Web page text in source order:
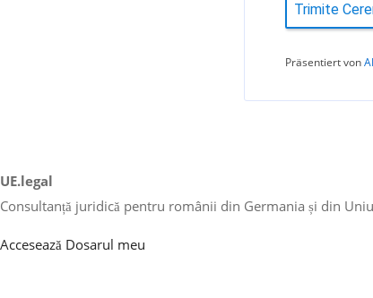
Trimite
Präsentiert von
UE.legal
Consultanță juridică pentru românii din Germania și din
Accesează Dosarul meu